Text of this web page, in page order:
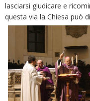
lasciarsi giudicare e
questa via la Chiesa può